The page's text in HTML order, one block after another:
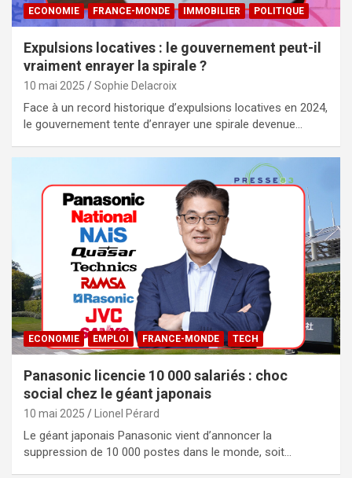
ECONOMIE FRANCE-MONDE IMMOBILIER POLITIQUE
Expulsions locatives : le gouvernement peut-il
vraiment enrayer la spirale ?
10 mai 2025 Sophie Delacroix
Face à un record historique d’expulsions locatives en 2024,
le gouvernement tente d’enrayer une spirale devenue…
ECONOMIE EMPLOI FRANCE-MONDE TECH
Panasonic licencie 10 000 salariés : choc
social chez le géant japonais
10 mai 2025 Lionel Pérard
Le géant japonais Panasonic vient d’annoncer la
suppression de 10 000 postes dans le monde, soit…